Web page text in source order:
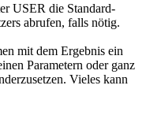
USER die Standard-
abrufen, falls nötig.
mit dem Ergebnis ein
Parametern oder ganz
Vieles kann